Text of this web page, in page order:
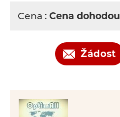
Cena : Cena dohodou
Žádost